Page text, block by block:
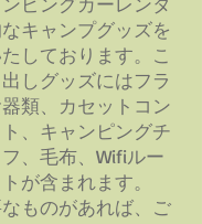
キャンプグッズを
しております。こ
しグッズにはフラ
類、カセットコン
、キャンピングチ
、毛布、Wifiルー
が含まれます。
ものがあれば、ご